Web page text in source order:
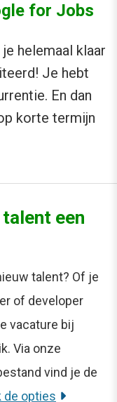
for Jobs
helemaal klaar
Je hebt
En dan
korte termijn
een
talent? Of je
of developer
vacature bij
Via onze
vind je de
de opties